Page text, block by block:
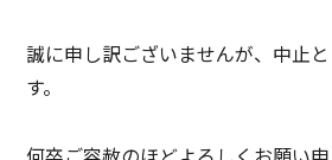
誠に申し訳ございませんが、中止
す。